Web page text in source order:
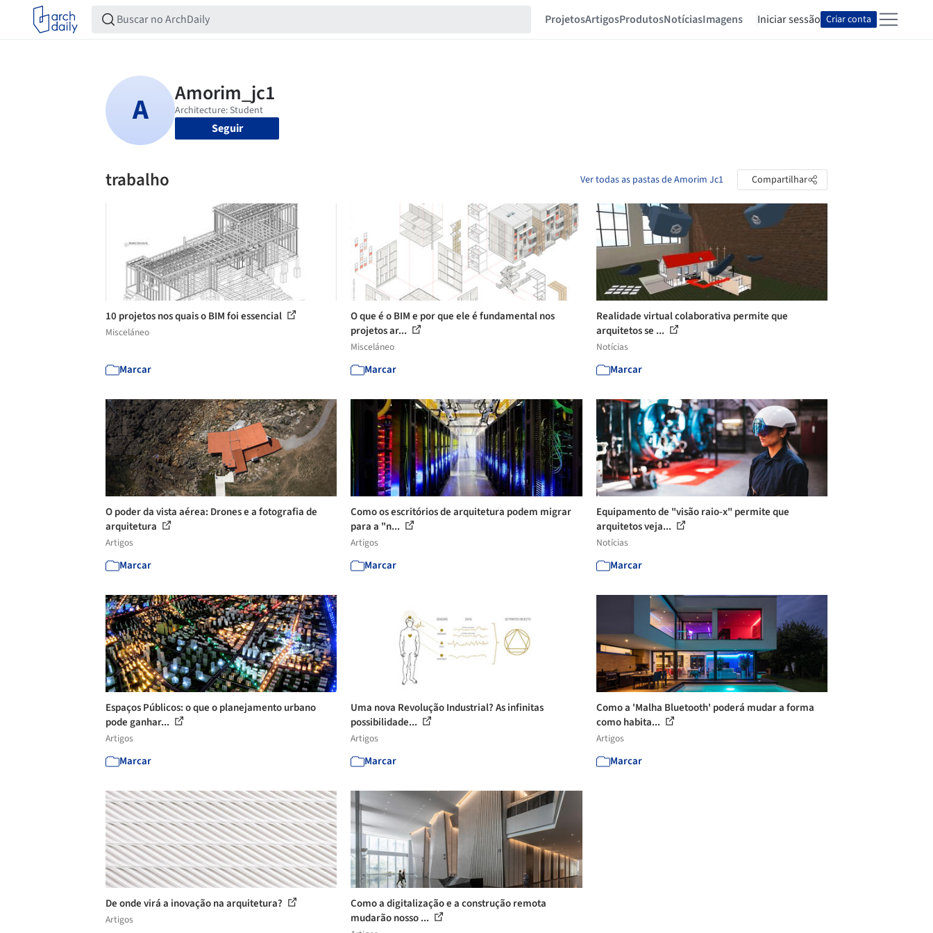
ProjetosArtigosProdutosNotíciasImagens Iniciar sessão Criar conta
Seguir
trabalho Ver todas as pastas de Amorim Jc1 Compartilhar
10 projetos nos quais o BIM foi essencial
Misceláneo
Marcar
O que é o BIM e por que ele é fundamental nos
projetos ar...
Misceláneo
Marcar
Realidade virtual colaborativa permite que
arquitetos se ...
Notícias
Marcar
O poder da vista aérea: Drones e a fotografia de
arquitetura
Artigos
Marcar
Como os escritórios de arquitetura podem migrar
para a "n...
Artigos
Marcar
Equipamento de "visão raio-x" permite que
arquitetos veja...
Notícias
Marcar
Espaços Públicos: o que o planejamento urbano
pode ganhar...
Artigos
Marcar
Uma nova Revolução Industrial? As infinitas
possibilidade...
Artigos
Marcar
Como a 'Malha Bluetooth' poderá mudar a forma
como habita...
Artigos
Marcar
De onde virá a inovação na arquitetura?
Artigos
Como a digitalização e a construção remota
mudarão nosso ...